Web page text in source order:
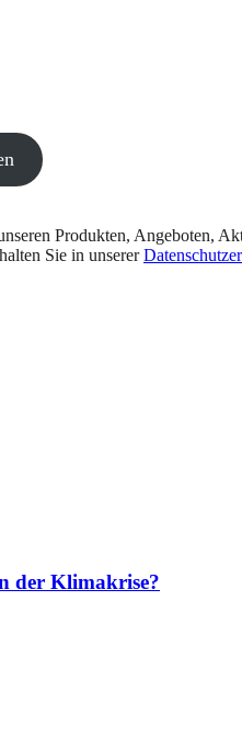
Produkten, Angeboten,
Sie in unserer
der Klimakrise?